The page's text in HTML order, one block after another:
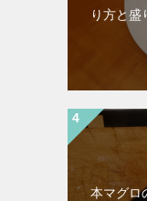
り方と盛
本マグロ